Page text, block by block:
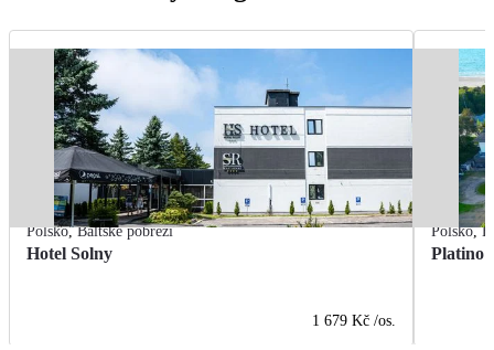
Polsko,Baltské pobřeží
Hotel Solny
1 679 Kč /os.
Polsko,
Platino